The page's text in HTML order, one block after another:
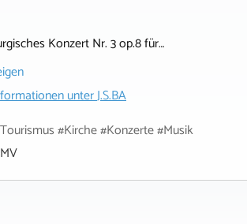
Konzert Nr. 3 op.8 für…
unterJ.S.BA
#Kirche #Konzerte #Musik